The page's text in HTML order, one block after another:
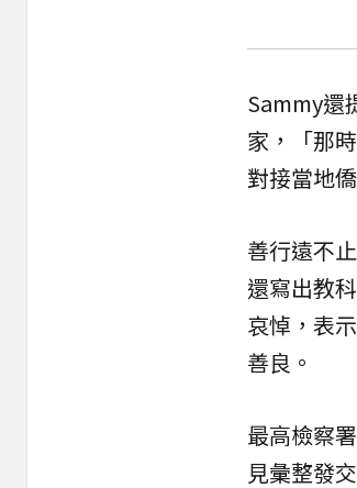
Sammy還
家，「那
對接當地
善行遠不
還寫出教
哀悼，表
善良。
最高檢察
見彙整發